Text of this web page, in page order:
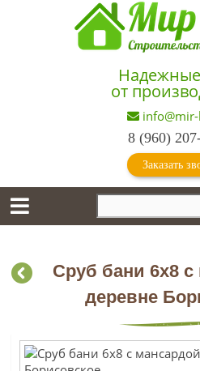
от
8 (960)
Заказать
Сруб бани 6х8
деревне